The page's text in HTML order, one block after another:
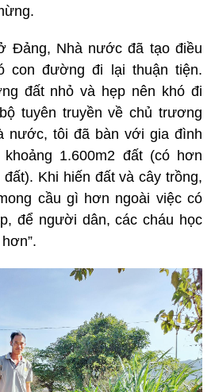
Đảng, Nhà nước đã tạo điều
con đường đi lại thuận tiện.
đất nhỏ và hẹp nên khó đi
tuyên truyền về chủ trương
nước, tôi đã bàn với gia đình
1.600m2 đất (có hơn
Khi hiến đất và cây trồng,
cầu gì hơn ngoài việc có
để người dân, các cháu học